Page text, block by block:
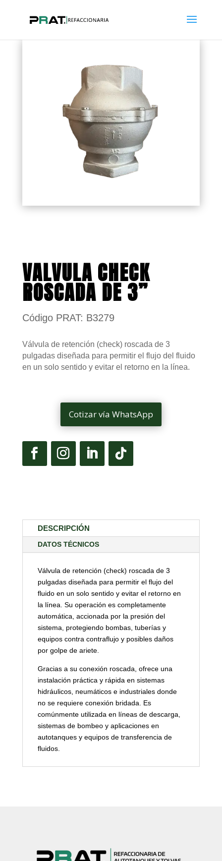
VALVULA CHECK
ROSCADA DE 3”
Código PRAT: B3279
Válvula de retención (check) roscada de 3
pulgadas diseñada para permitir el flujo del fluido
en un solo sentido y evitar el retorno en la línea.
Cotizar vía WhatsApp
DESCRIPCIÓN
DATOS TÉCNICOS
Válvula de retención (check) roscada de 3
pulgadas diseñada para permitir el flujo del
fluido en un solo sentido y evitar el retorno en
la línea. Su operación es completamente
automática, accionada por la presión del
sistema, protegiendo bombas, tuberías y
equipos contra contraflujo y posibles daños
por golpe de ariete.
Gracias a su conexión roscada, ofrece una
instalación práctica y rápida en sistemas
hidráulicos, neumáticos e industriales donde
no se requiere conexión bridada. Es
comúnmente utilizada en líneas de descarga,
sistemas de bombeo y aplicaciones en
autotanques y equipos de transferencia de
fluidos.